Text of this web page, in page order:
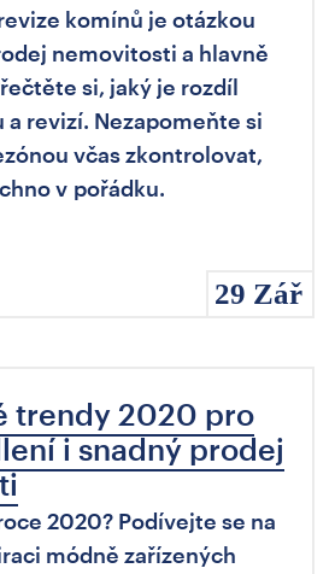
29 Zář
komínů je otázkou
nemovitosti a hlavně
si, jaký je rozdíl
revizí. Nezapomeňte si
včas zkontrolovat,
v pořádku.
trendy 2020 pro
i snadný prodej
2020? Podívejte se na
módně zařízených